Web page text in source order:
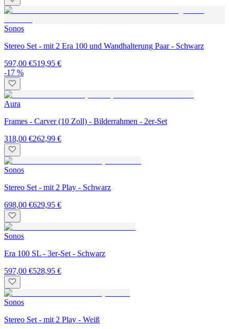
Sonos
Stereo Set - mit 2 Era 100 und Wandhalterung Paar - Schwarz
597,00 €519,95 €
-17 %
Aura
Frames - Carver (10 Zoll) - Bilderrahmen - 2er-Set
318,00 €262,99 €
Sonos
Stereo Set - mit 2 Play - Schwarz
698,00 €629,95 €
Sonos
Era 100 SL - 3er-Set - Schwarz
597,00 €528,95 €
Sonos
Stereo Set - mit 2 Play - Weiß